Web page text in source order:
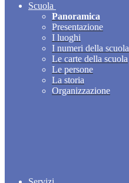
Scuola
Panoramica
Presentazione
I luoghi
I numeri della scuola
Le carte della scuola
Le persone
La storia
Organizzazione